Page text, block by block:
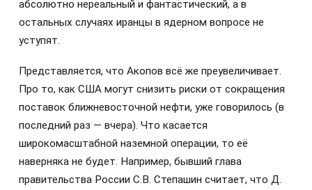
абсолютно нереальный и фантастический, а в
остальных случаях иранцы в ядерном вопросе не
уступят.
Представляется, что Акопов всё же преувеличивает.
Про то, как США могут снизить риски от сокращения
поставок ближневосточной нефти, уже говорилось (в
последний раз — вчера). Что касается
широкомасштабной наземной операции, то её
наверняка не будет. Например, бывший глава
правительства России С.В. Степашин считает, что Д.